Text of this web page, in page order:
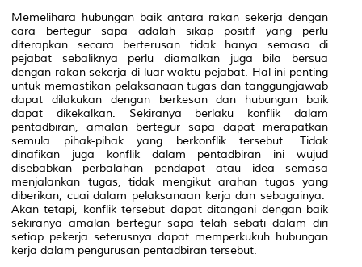
Memelihara hubungan baik antara rakan sekerja dengan
cara bertegur sapa adalah sikap positif yang perlu
diterapkan secara berterusan tidak hanya semasa di
pejabat sebaliknya perlu diamalkan juga bila bersua
dengan rakan sekerja di luar waktu pejabat. Hal ini penting
untuk memastikan pelaksanaan tugas dan tanggungjawab
dapat dilakukan dengan berkesan dan hubungan baik
dapat dikekalkan. Sekiranya berlaku konflik dalam
pentadbiran, amalan bertegur sapa dapat merapatkan
semula pihak-pihak yang berkonflik tersebut. Tidak
dinafikan juga konflik dalam pentadbiran ini wujud
disebabkan perbalahan pendapat atau idea semasa
menjalankan tugas, tidak mengikut arahan tugas yang
diberikan, cuai dalam pelaksanaan kerja dan sebagainya.
Akan tetapi, konflik tersebut dapat ditangani dengan baik
sekiranya amalan bertegur sapa telah sebati dalam diri
setiap pekerja seterusnya dapat memperkukuh hubungan
kerja dalam pengurusan pentadbiran tersebut.